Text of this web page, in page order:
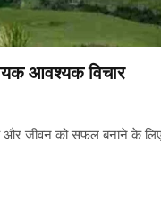
आवश्यक विचार
और जीवन को सफल बनाने के